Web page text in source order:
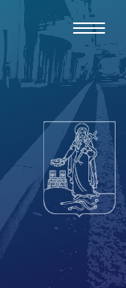
ugrás a fő tartalomhoz